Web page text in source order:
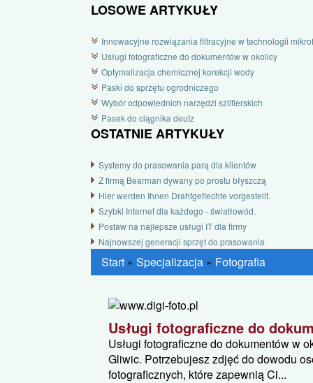
LOSOWE ARTYKUŁY
Innowacyjne rozwiązania filtracyjne w technologii
Usługi fotograficzne do dokumentów w okolicy
Optymalizacja chemicznej korekcji wody
Paski do sprzętu ogrodniczego
Wybór odpowiednich narzędzi szlifierskich
Pasek do ciągnika deutz
OSTATNIE ARTYKUŁY
Systemy do prasowania parą dla klientów
Z firmą Bearman dywany po prostu błyszczą
Hier werden Ihnen Drahtgeflechte vorgestellt.
Szybki Internet dla każdego - światłowód.
Postaw na najlepsze usługi IT dla firmy
Najnowszej generacji sprzęt do prasowania
Start » Specjalizacja » Fotografia
Usługi fotograficzne do
Usługi fotograficzne do dokumentów w
Gliwic. Potrzebujesz zdjęć do dowodu
fotograficznych, które zapewnią Ci...